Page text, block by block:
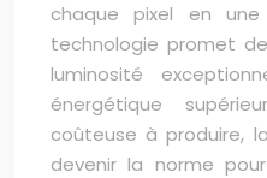
chaque pixel en une
technologie promet
luminosité
énergétique
coûteuse à produire,
devenir la norme